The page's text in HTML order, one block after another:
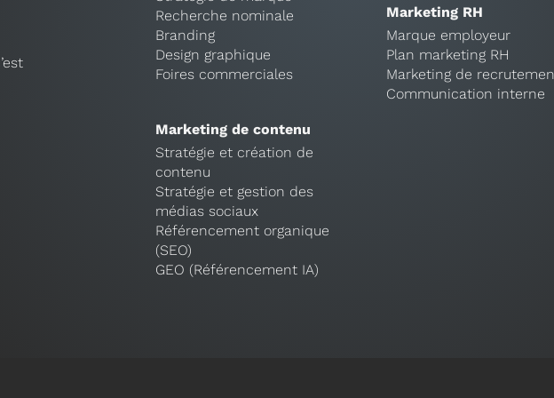
Recherche nominale
Branding
Design graphique
Foires commerciales
Marketing de contenu
Stratégie et création de
contenu
Stratégie et gestion des
médias sociaux
Référencement organique
(SEO)
GEO (Référencement IA)
Marketing RH
Marque employeur
Plan marketing RH
Marketing de
Communication interne